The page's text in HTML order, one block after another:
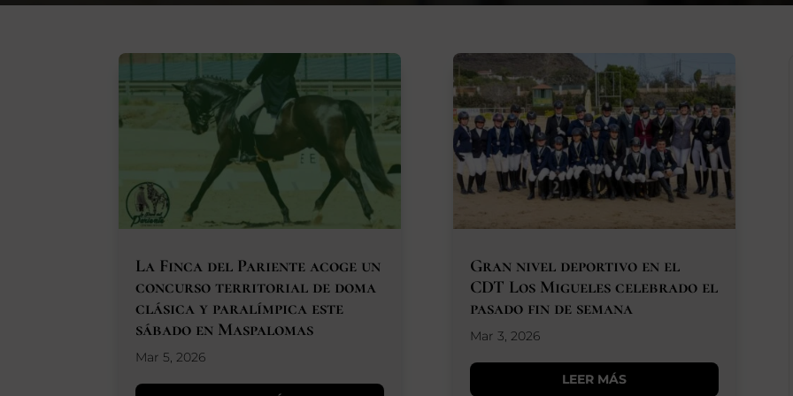
La Finca del Pariente acoge un
concurso territorial de doma
clásica y paralímpica este
sábado en Maspalomas
Mar 5, 2026
Gran nivel deportivo en el
CDT Los Migueles celebrado el
pasado fin de semana
Mar 3, 2026
LEER MÁS